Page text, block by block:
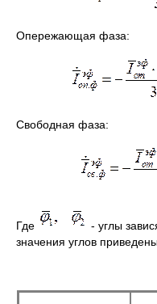
Опережающая фаза:
Свободная фаза:
Где
- углы
значения углов